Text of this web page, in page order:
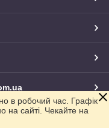
в робочий час. Графік
на сайті. Чекайте на